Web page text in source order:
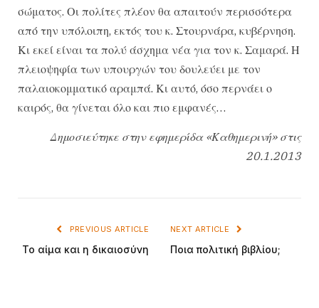
σώματος. Οι πολίτες πλέον θα απαιτούν περισσότερα
από την υπόλοιπη, εκτός του κ. Στουρνάρα, κυβέρνηση.
Κι εκεί είναι τα πολύ άσχημα νέα για τον κ. Σαμαρά. Η
πλειοψηφία των υπουργών του δουλεύει με τον
παλαιοκομματικό αραμπά. Κι αυτό, όσο περνάει ο
καιρός, θα γίνεται όλο και πιο εμφανές…
Δημοσιεύτηκε στην εφημερίδα «Καθημερινή» στις
20.1.2013
PREVIOUS ARTICLE
Το αίμα και η δικαιοσύνη
NEXT ARTICLE
Ποια πολιτική βιβλίου;